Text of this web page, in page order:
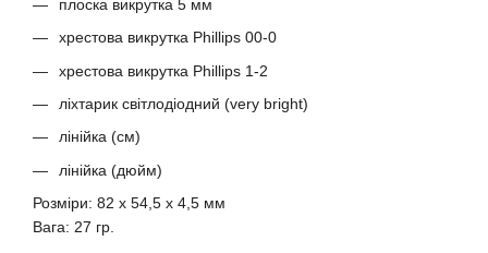
плоска викрутка 5 мм
хрестова викрутка Phillips 00-0
хрестова викрутка Phillips 1-2
ліхтарик світлодіодний (very bright)
лінійка (см)
лінійка (дюйм)
Розміри: 82 х 54,5 х 4,5 мм
Вага: 27 гр.